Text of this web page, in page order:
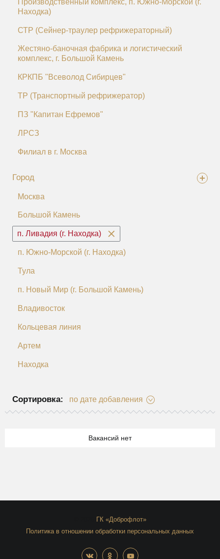
Находка)
СТР (Сейнер-траулер рефрижераторный)
Жестяно-баночная фабрика и логистический
комплекс, г. Большой Камень
КРКПБ "Всеволод Сибирцев"
ТР (Транспортный рефрижератор)
ПЗ "Капитан Ефремов"
ЛРСЗ
Филиал в г. Москва
Город
Москва
Большой Камень
п. Ливадия (г. Находка)
п. Южно-Морской (г. Находка)
Тула
п. Новый Мир (г. Большой Камень)
Владивосток
Кольцевая линия
Артем
Находка
Сортировка: по дате добавления
Вакансий нет
ГК «Доброфлот»
Политика в отношении обработки персональных данных